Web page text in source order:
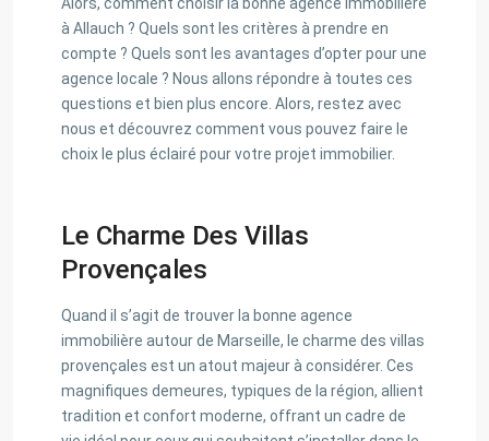
à Allauch ? Quels sont les critères à prendre en
compte ? Quels sont les avantages d’opter pour une
agence locale ? Nous allons répondre à toutes ces
questions et bien plus encore. Alors, restez avec
nous et découvrez comment vous pouvez faire le
choix le plus éclairé pour votre projet immobilier.
Le Charme Des Villas
Provençales
Quand il s’agit de trouver la bonne agence
immobilière autour de Marseille, le charme des villas
provençales est un atout majeur à considérer. Ces
magnifiques demeures, typiques de la région, allient
tradition et confort moderne, offrant un cadre de